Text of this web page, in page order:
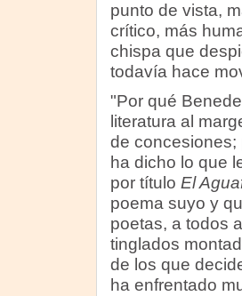
punto de vista,
crítico, más
chispa que
todavía hace
"Por qué
literatura al
de concesiones;
ha dicho lo que
por título El
poema suyo y
poetas, a todos
tinglados
de los que
ha enfrentado